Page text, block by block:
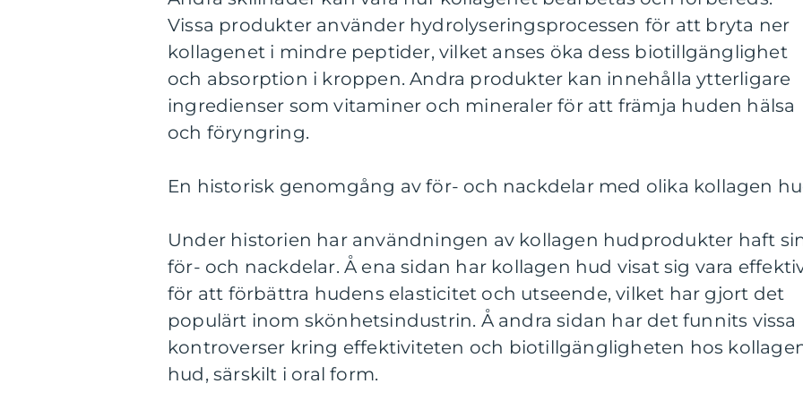
Vissa produkter använder hydrolyseringsprocessen för att bryta ner
kollagenet i mindre peptider, vilket anses öka dess biotillgänglighet
och absorption i kroppen. Andra produkter kan innehålla ytterligare
ingredienser som vitaminer och mineraler för att främja huden hälsa
och föryngring.
En historisk genomgång av för- och nackdelar med olika kollagen
Under historien har användningen av kollagen hudprodukter haft
för- och nackdelar. Å ena sidan har kollagen hud visat sig vara
för att förbättra hudens elasticitet och utseende, vilket har gjort det
populärt inom skönhetsindustrin. Å andra sidan har det funnits vissa
kontroverser kring effektiviteten och biotillgängligheten hos
hud, särskilt i oral form.